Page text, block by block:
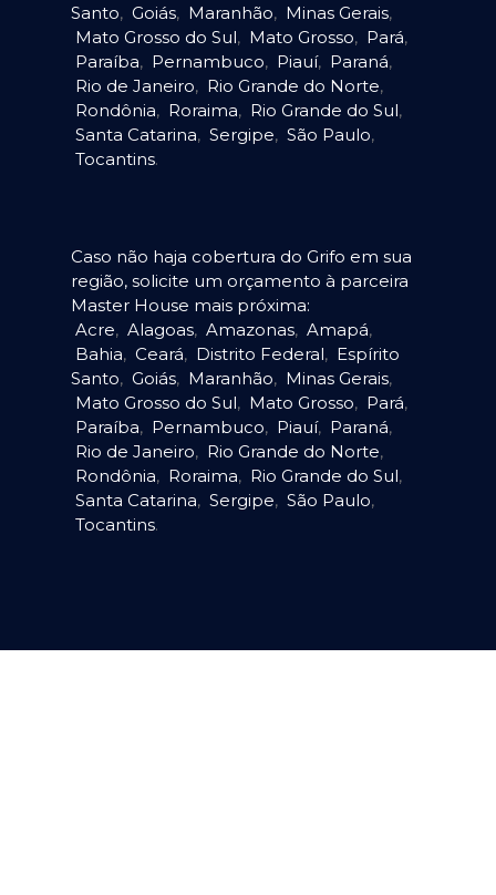
Santo, Goiás, Maranhão, Minas Gerais,
Mato Grosso do Sul, Mato Grosso, Pará,
Paraíba, Pernambuco, Piauí, Paraná,
Rio de Janeiro, Rio Grande do Norte,
Rondônia, Roraima, Rio Grande do Sul,
Santa Catarina, Sergipe, São Paulo,
Tocantins.
Caso não haja cobertura do Grifo em sua
região, solicite um orçamento à parceira
Master House mais próxima:
Acre, Alagoas, Amazonas, Amapá,
Bahia, Ceará, Distrito Federal, Espírito
Santo, Goiás, Maranhão, Minas Gerais,
Mato Grosso do Sul, Mato Grosso, Pará,
Paraíba, Pernambuco, Piauí, Paraná,
Rio de Janeiro, Rio Grande do Norte,
Rondônia, Roraima, Rio Grande do Sul,
Santa Catarina, Sergipe, São Paulo,
Tocantins.